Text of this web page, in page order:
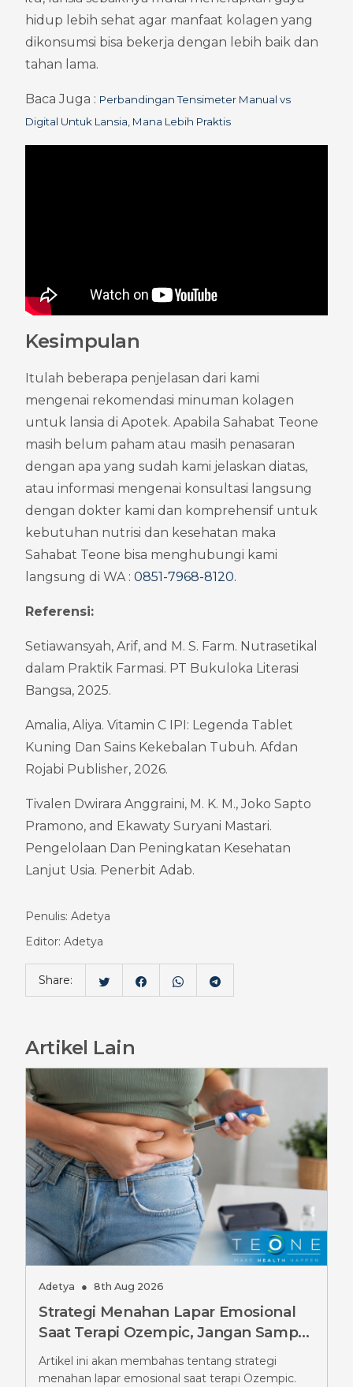
hidup lebih sehat agar manfaat kolagen yang
dikonsumsi bisa bekerja dengan lebih baik dan
tahan lama.
Baca Juga : Perbandingan Tensimeter Manual vs
Digital Untuk Lansia, Mana Lebih Praktis
Kesimpulan
Itulah beberapa penjelasan dari kami
mengenai rekomendasi minuman kolagen
untuk lansia di Apotek. Apabila Sahabat Teone
masih belum paham atau masih penasaran
dengan apa yang sudah kami jelaskan diatas,
atau informasi mengenai konsultasi langsung
dengan dokter kami dan komprehensif untuk
kebutuhan nutrisi dan kesehatan maka
Sahabat Teone bisa menghubungi kami
langsung di WA : 0851-7968-8120.
Referensi:
Setiawansyah, Arif, and M. S. Farm. Nutrasetikal
dalam Praktik Farmasi. PT Bukuloka Literasi
Bangsa, 2025.
Amalia, Aliya. Vitamin C IPI: Legenda Tablet
Kuning Dan Sains Kekebalan Tubuh. Afdan
Rojabi Publisher, 2026.
Tivalen Dwirara Anggraini, M. K. M., Joko Sapto
Pramono, and Ekawaty Suryani Mastari.
Pengelolaan Dan Peningkatan Kesehatan
Lanjut Usia. Penerbit Adab.
Penulis: Adetya
Editor: Adetya
Share:
Artikel Lain
Adetya ● 8th Aug 2026
Strategi Menahan Lapar Emosional
Saat Terapi Ozempic, Jangan Sampai
Salah
Artikel ini akan membahas tentang strategi
menahan lapar emosional saat terapi Ozempic.